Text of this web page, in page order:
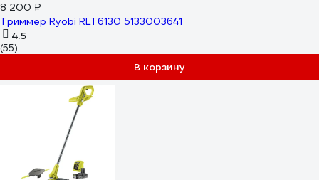
8 200 ₽
Триммер Ryobi RLT6130 5133003641
4.5
(55)
В корзину